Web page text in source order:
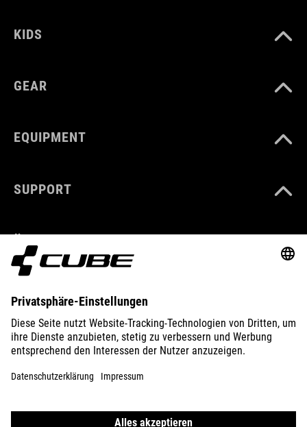
KIDS
GEAR
EQUIPMENT
SUPPORT
ENTDECKEN